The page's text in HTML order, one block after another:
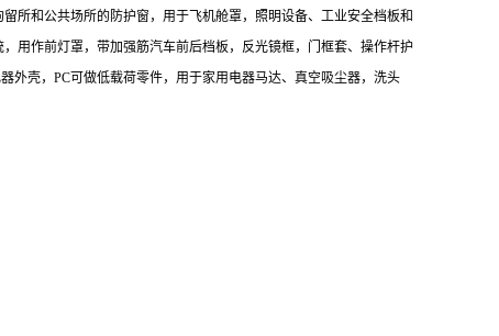
所和公共场所的防护窗，用于飞机舱罩，照明设备、工业安全档板和
用作前灯罩，带加强筋汽车前后档板，反光镜框，门框套、操作杆护
外壳，PC可做低载荷零件，用于家用电器马达、真空吸尘器，洗头